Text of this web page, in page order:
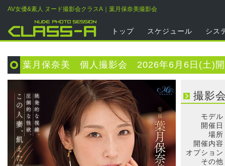
AV女優&素人 ヌード撮影会クラスA｜葉月保奈美撮影会
トップ スケジュール シス
葉月保奈美 個人撮影会 2026年6月6日(土)
撮影
モデル
開催
場所
開催内容
オプション
その他